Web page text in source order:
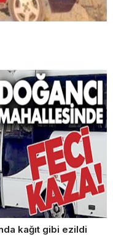
kağıt gibi ezildi